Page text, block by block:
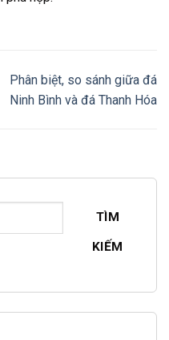
Phân biệt, so sánh giữa đá
Ninh Bình và đá Thanh Hóa
TÌM
KIẾM